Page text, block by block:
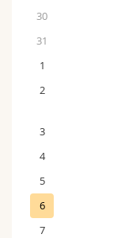
30
31
1
2
3
4
5
6
7